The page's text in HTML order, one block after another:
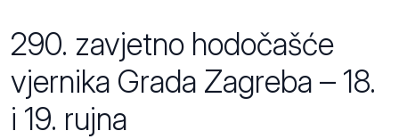
290. zavjetno hodočašće
vjernika Grada Zagreba – 18.
i 19. rujna